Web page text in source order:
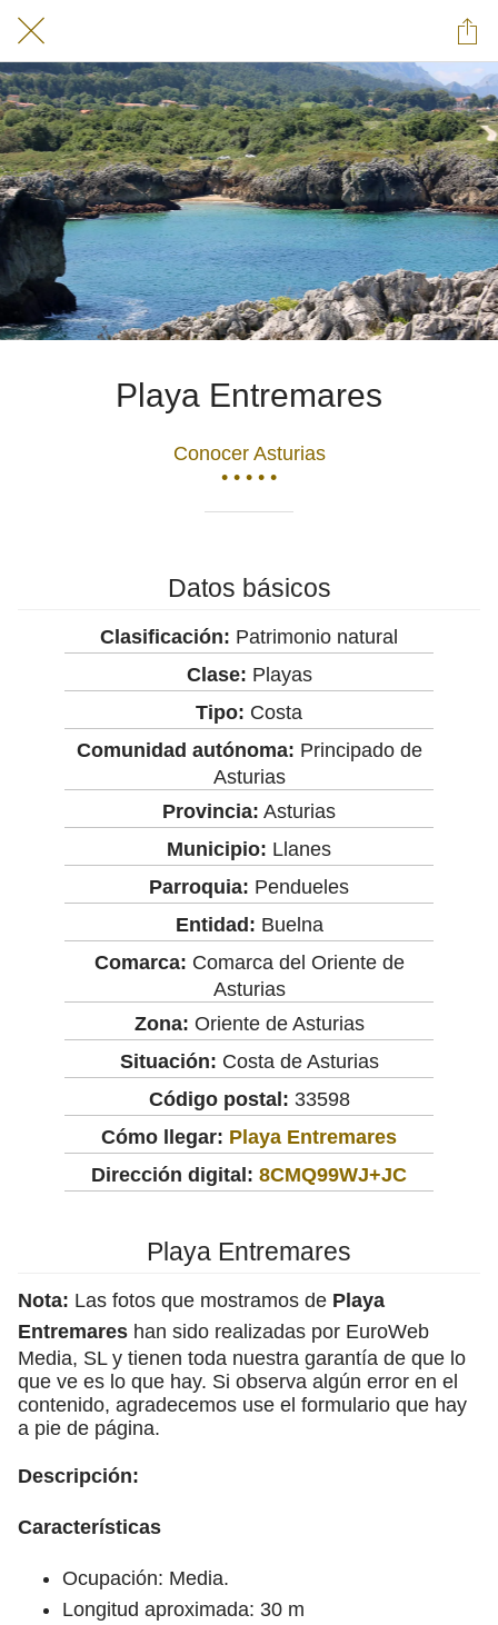
Playa Entremares
Conocer Asturias
• • • • •
Datos básicos
Clasificación: Patrimonio natural
Clase: Playas
Tipo: Costa
Comunidad autónoma: Principado de
Asturias
Provincia: Asturias
Municipio: Llanes
Parroquia: Pendueles
Entidad: Buelna
Comarca: Comarca del Oriente de
Asturias
Zona: Oriente de Asturias
Situación: Costa de Asturias
Código postal: 33598
Cómo llegar: Playa Entremares
Dirección digital: 8CMQ99WJ+JC
Playa Entremares
Nota: Las fotos que mostramos de Playa
Entremares han sido realizadas por EuroWeb
Media, SL y tienen toda nuestra garantía de que lo
que ve es lo que hay. Si observa algún error en el
contenido, agradecemos use el formulario que hay
a pie de página.
Descripción:
Características
Ocupación: Media.
Longitud aproximada: 30 m